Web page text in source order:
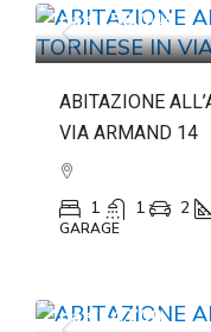
da€158.044
ABITAZIONE
VIA ARMAND 14
1 1 2
GARAGE
da€84.700